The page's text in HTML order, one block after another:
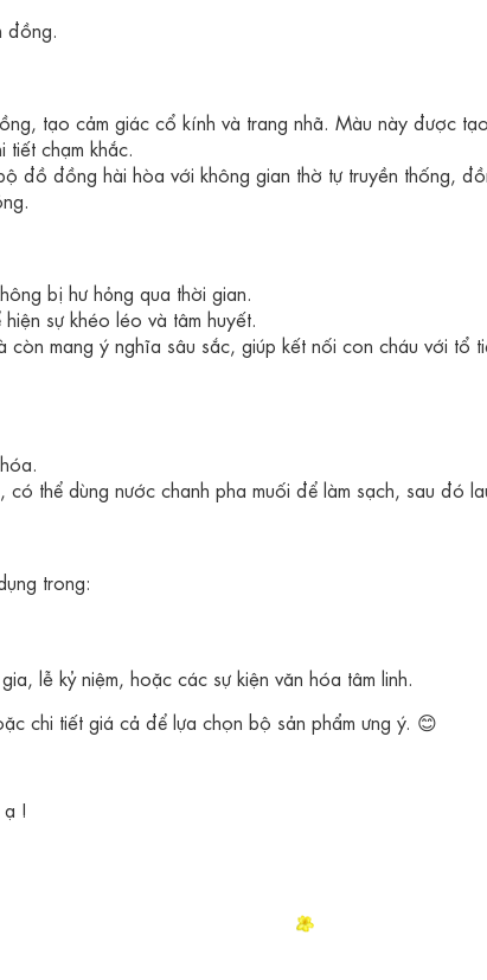
tạo cảm giác cổ kính và trang nhã. Màu này được
chạm khắc.
đồ đồng hài hòa với không gian thờ tự truyền thống,
bị hư hỏng qua thời gian.
sự khéo léo và tâm huyết.
còn mang ý nghĩa sâu sắc, giúp kết nối con cháu với tổ
thể dùng nước chanh pha muối để làm sạch, sau đó
trong:
lễ kỷ niệm, hoặc các sự kiện văn hóa tâm linh.
chi tiết giá cả để lựa chọn bộ sản phẩm ưng ý. 😊
!